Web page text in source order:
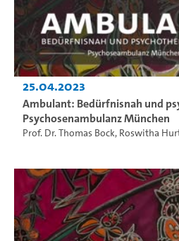
25.04.2023
Ambulant: Bedürfnisnah und
Psychosenambulanz München
Prof. Dr. Thomas Bock, Roswitha